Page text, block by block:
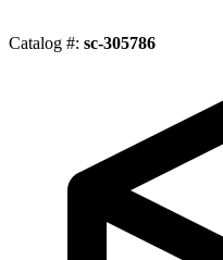
Catalog #: sc-305786